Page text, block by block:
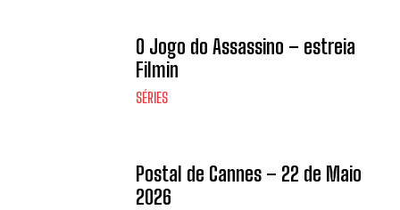
O Jogo do Assassino – estreia
Filmin
SÉRIES
Postal de Cannes – 22 de Maio
2026